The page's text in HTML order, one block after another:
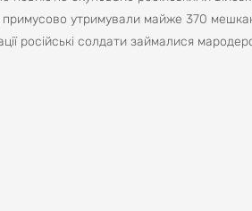
примусово утримували майже 370
російські солдати займалися
житловий і 17 багатоквартирних